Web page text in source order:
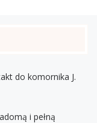
do komornika J.
i pełną